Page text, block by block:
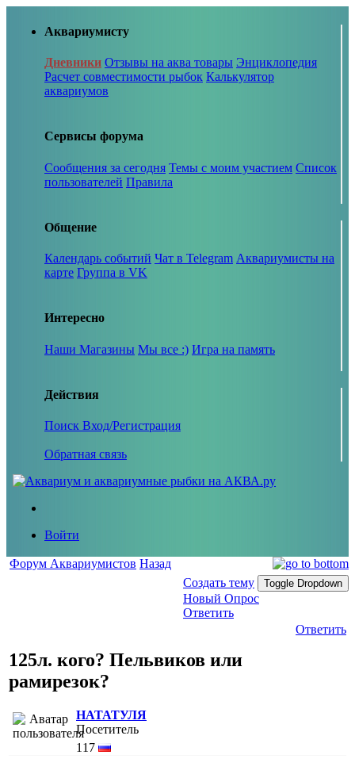
Аквариумисту
Дневники Отзывы на аква товары Энциклопедия
Расчет совместимости рыбок Калькулятор
аквариумов
Сервисы форума
Сообщения за сегодня Темы с моим участием Список
пользователей Правила
Общение
Календарь событий Чат в Telegram Аквариумисты на
карте Группа в VK
Интересно
Наши Магазины Мы все :) Игра на память
Действия
Поиск Вход/Регистрация
Обратная связь
Войти
Форум Аквариумистов Назад
Создать тему
Toggle Dropdown
Новый Опрос
Ответить
Ответить
125л. кого? Пельвиков или
рамирезок?
НАТАТУЛЯ
Посетитель
117